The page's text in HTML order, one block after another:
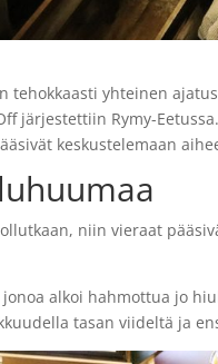
tehokkaasti yhteinen
järjestettiin Rymy-
keskustelemaan
niin vieraat
alkoi hahmottua jo
tasan viideltä ja